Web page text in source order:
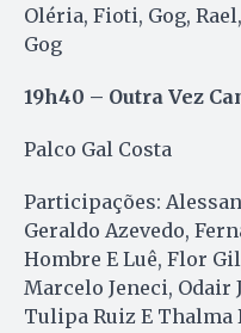
Oléria, Fioti, Gog,
Gog
19h40 – Outra Vez
Palco Gal Costa
Participações:
Geraldo Azevedo,
Hombre E Luê, Flor
Marcelo Jeneci, Odair
Tulipa Ruiz E Thalma